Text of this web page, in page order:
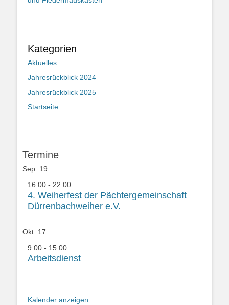
Kategorien
Aktuelles
Jahresrückblick 2024
Jahresrückblick 2025
Startseite
Termine
Sep. 19
16:00 - 22:00
4. Weiherfest der Pächtergemeinschaft
Dürrenbachweiher e.V.
Okt. 17
9:00 - 15:00
Arbeitsdienst
Kalender anzeigen